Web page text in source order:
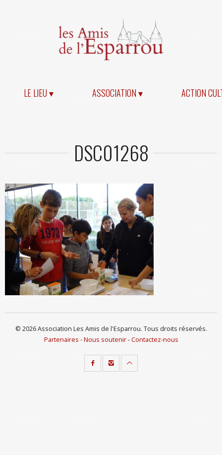
LE LIEU ▾ ASSOCIATION ▾ ACTION
DSC01268
© 2026 Association Les Amis de l'Esparrou. Tous droits réservés.
Partenaires -Nous soutenir-Contactez-nous